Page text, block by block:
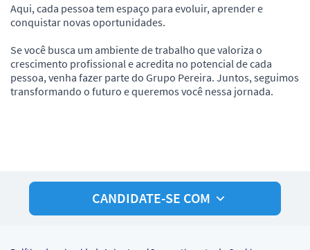
Aqui, cada pessoa tem espaço para evoluir, aprender e
conquistar novas oportunidades.
Se você busca um ambiente de trabalho que valoriza o
crescimento profissional e acredita no potencial de cada
pessoa, venha fazer parte do Grupo Pereira. Juntos, seguimos
transformando o futuro e queremos você nessa jornada.
CANDIDATE-SE COM